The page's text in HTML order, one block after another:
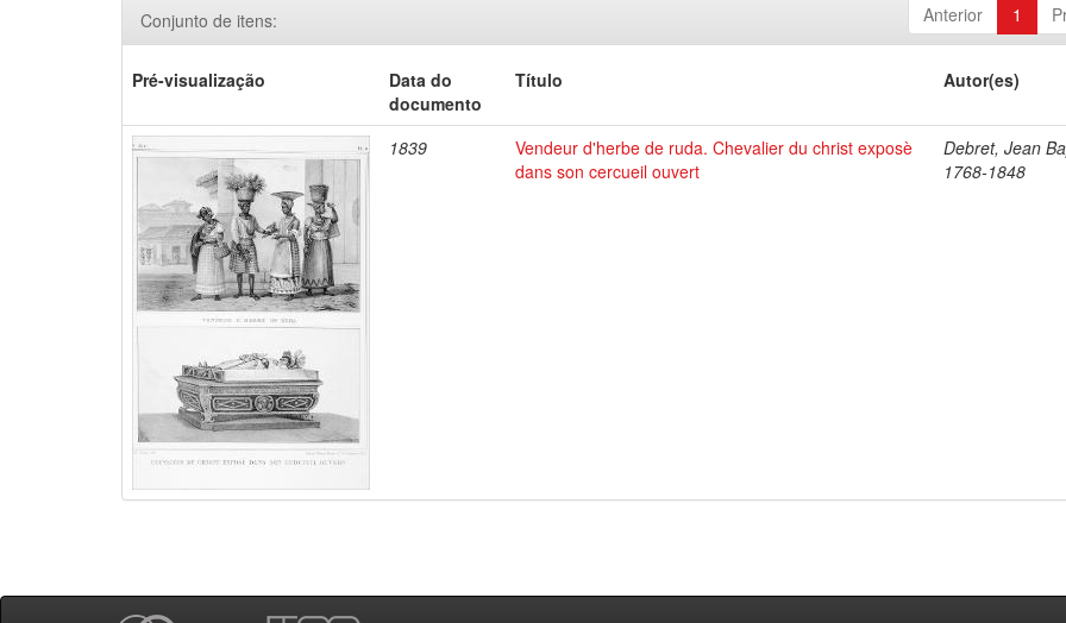
Anterior 1
Conjunto de itens:
Pré-visualização
Data do
documento
Título Autor(es)
1839
Vendeur d'herbe de ruda. Chevalier du christ exposè
dans son cercueil ouvert
Debret, Jean
1768-1848